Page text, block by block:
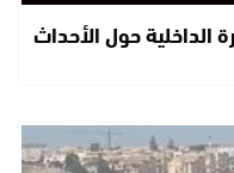
الداخلية حول الأحداث